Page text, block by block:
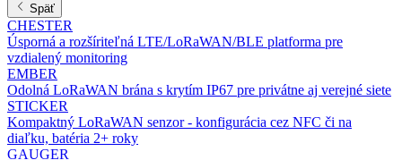
Späť
CHESTER
Úsporná a rozšíriteľná LTE/LoRaWAN/BLE platforma pre
vzdialený monitoring
EMBER
Odolná LoRaWAN brána s krytím IP67 pre privátne aj verejné siete
STICKER
Kompaktný LoRaWAN senzor - konfigurácia cez NFC či na
diaľku, batéria 2+ roky
GAUGER